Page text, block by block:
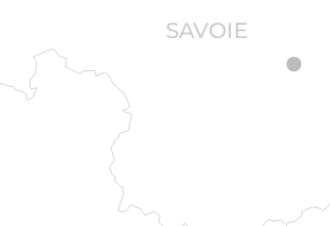
SAVOIE